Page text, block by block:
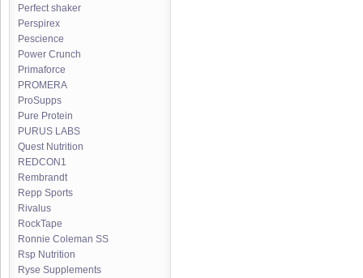
Perfect shaker
Perspirex
Pescience
Power Crunch
Primaforce
PROMERA
ProSupps
Pure Protein
PURUS LABS
Quest Nutrition
REDCON1
Rembrandt
Repp Sports
Rivalus
RockTape
Ronnie Coleman SS
Rsp Nutrition
Ryse Supplements